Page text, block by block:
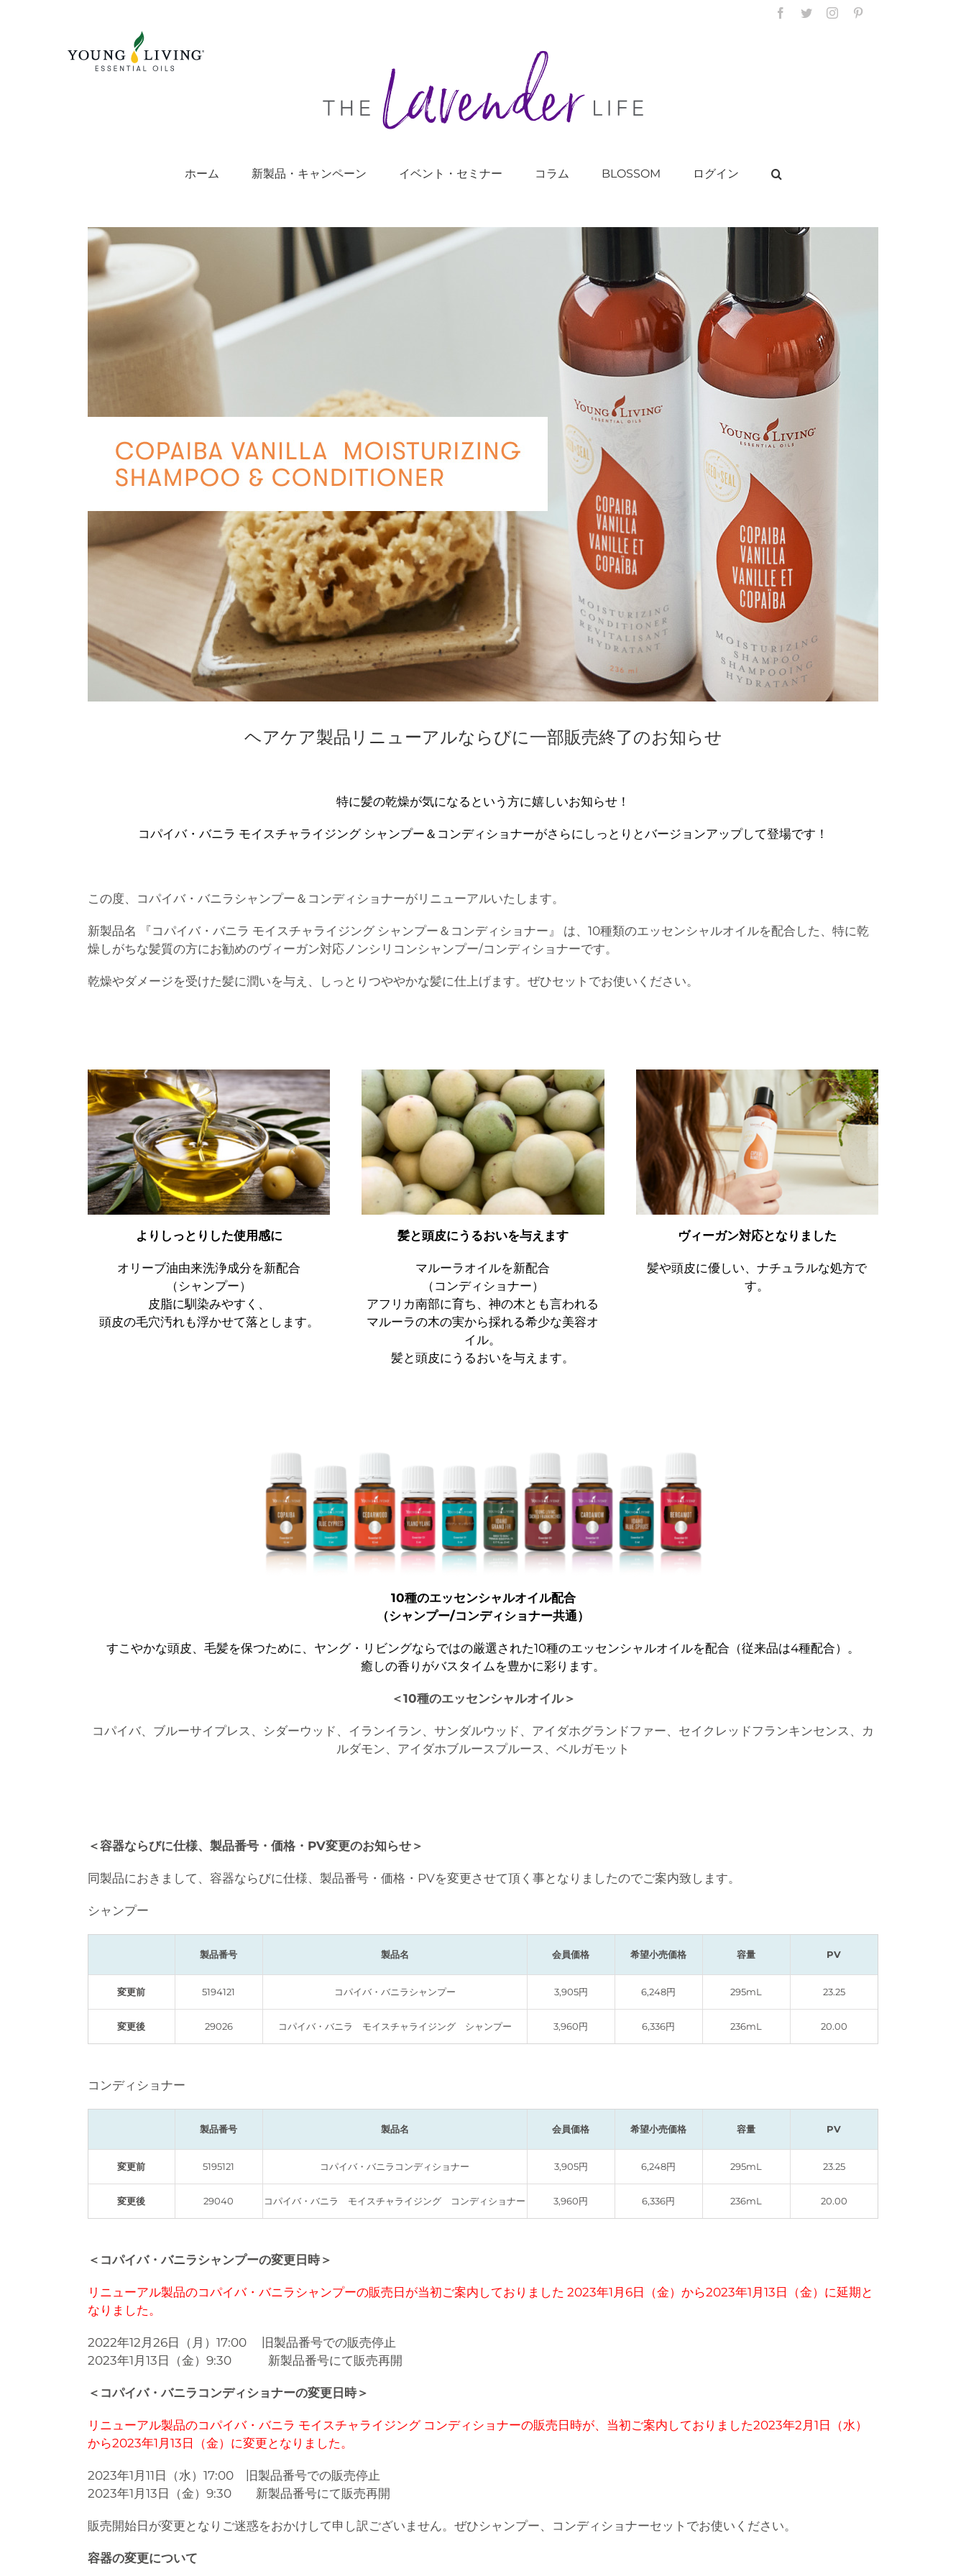
Facebook
TwitterInstagram
ホーム 新製品・キャンペーン イベント・セミナー コラム BLOSSOM ログイン
ヘアケア製品リニューアルならびに一部販売終了のお知らせ
特に髪の乾燥が気になるという方に嬉しいお知らせ！
コパイバ・バニラ モイスチャライジング シャンプー＆コンディショナーがさらにしっとりとバージョンアップして登場です！
この度、コパイバ・バニラシャンプー＆コンディショナーがリニューアルいたします。
新製品名 『コパイバ・バニラ モイスチャライジング シャンプー＆コンディショナー』 は、10種類のエッセンシャルオイルを配合した、特に乾
燥しがちな髪質の方にお勧めのヴィーガン対応ノンシリコンシャンプー/コンディショナーです。
乾燥やダメージを受けた髪に潤いを与え、しっとりつややかな髪に仕上げます。ぜひセットでお使いください。
よりしっとりした使用感に
オリーブ油由来洗浄成分を新配合
（シャンプー）
皮脂に馴染みやすく、
頭皮の毛穴汚れも浮かせて落とします。
髪と頭皮にうるおいを与えます
マルーラオイルを新配合
（コンディショナー）
アフリカ南部に育ち、神の木とも言われる
マルーラの木の実から採れる希少な美容オ
イル。
髪と頭皮にうるおいを与えます。
ヴィーガン対応となりました
髪や頭皮に優しい、ナチュラルな処方で
す。
10種のエッセンシャルオイル配合
（シャンプー/コンディショナー共通）
すこやかな頭皮、毛髪を保つために、ヤング・リビングならではの厳選された10種のエッセンシャルオイルを配合（従来品は4種配合）。
癒しの香りがバスタイムを豊かに彩ります。
＜10種のエッセンシャルオイル＞
コパイバ、ブルーサイプレス、シダーウッド、イランイラン、サンダルウッド、アイダホグランドファー、セイクレッドフランキンセンス、カ
ルダモン、アイダホブルースプルース、ベルガモット
＜容器ならびに仕様、製品番号・価格・PV変更のお知らせ＞
同製品におきまして、容器ならびに仕様、製品番号・価格・PVを変更させて頂く事となりましたのでご案内致します。
シャンプー
製品番号 製品名 会員価格 希望小売価格 容量 PV
変更前 5194121 コパイバ・バニラシャンプー 3,905円 6,248円 295mL 23.25
変更後 29026 コパイバ・バニラ モイスチャライジング シャンプー 3,960円 6,336円 236mL 20.00
コンディショナー
製品番号 製品名 会員価格 希望小売価格 容量 PV
変更前 5195121 コパイバ・バニラコンディショナー 3,905円 6,248円 295mL 23.25
変更後 29040 コパイバ・バニラ モイスチャライジング コンディショナー 3,960円 6,336円 236mL 20.00
＜コパイバ・バニラシャンプーの変更日時＞
リニューアル製品のコパイバ・バニラシャンプーの販売日が当初ご案内しておりました 2023年1月6日（金）から2023年1月13日（金）に延期と
なりました。
2022年12月26日（月）17:00 旧製品番号での販売停止
2023年1月13日（金）9:30 新製品番号にて販売再開
＜コパイバ・バニラコンディショナーの変更日時＞
リニューアル製品のコパイバ・バニラ モイスチャライジング コンディショナーの販売日時が、当初ご案内しておりました2023年2月1日（水）
から2023年1月13日（金）に変更となりました。
2023年1月11日（水）17:00 旧製品番号での販売停止
2023年1月13日（金）9:30 新製品番号にて販売再開
販売開始日が変更となりご迷惑をおかけして申し訳ございません。ぜひシャンプー、コンディショナーセットでお使いください。
容器の変更について